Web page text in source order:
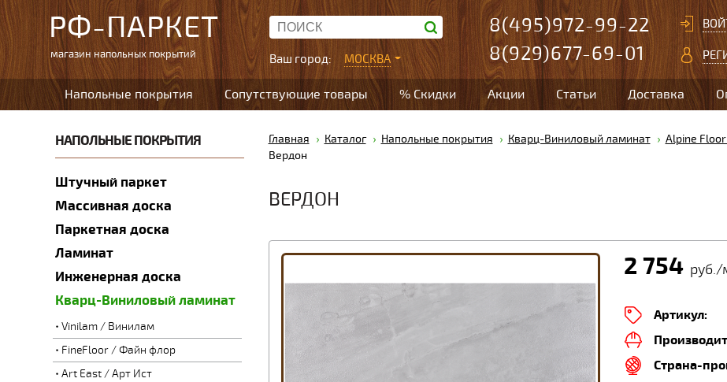
РФ-ПАРКЕТ
магазин напольных покрытий Ваш город: МОСКВА
8(495)972-99-22
8(929)677-69-01
Напольные покрытия Сопутствующие товары % Скидки Акции Статьи Доставка
НАПОЛЬНЫЕ ПОКРЫТИЯ
Штучный паркет
Массивная доска
Паркетная доска
Ламинат
Инженерная доска
Кварц-Виниловый ламинат
Vinilam / Винилам
FineFloor / Файн флор
Art East / Арт Ист
Главная Каталог Напольные покрытия Кварц-Виниловый ламинат Alpine
Вердон
ВЕРДОН
2 754 руб./
Артикул:
Страна-